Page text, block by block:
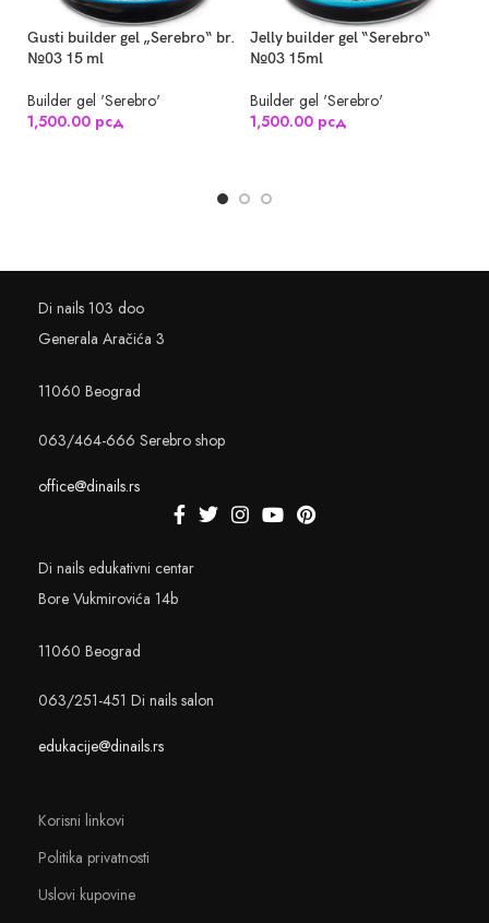
Gusti builder gel „Serebro“ br.
№03 15 ml
Builder gel 'Serebro'
1,500.00 рсд
Jelly builder gel “Serebro“
№03 15ml
Builder gel 'Serebro'
1,500.00 рсд
Di nails 103 doo
Generala Aračića 3
11060 Beograd
063/464-666 Serebro shop
office@dinails.rs
Di nails edukativni centar
Bore Vukmirovića 14b
11060 Beograd
063/251-451 Di nails salon
edukacije@dinails.rs
Korisni linkovi
Politika privatnosti
Uslovi kupovine